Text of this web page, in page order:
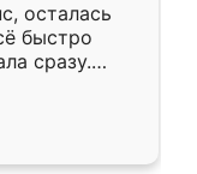
осталась
быстро
сразу.
к
Собрали
даже